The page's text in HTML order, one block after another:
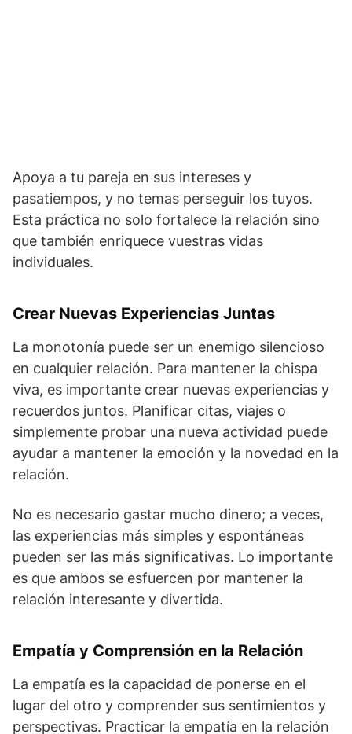
Apoya a tu pareja en sus intereses y
pasatiempos, y no temas perseguir los tuyos.
Esta práctica no solo fortalece la relación sino
que también enriquece vuestras vidas
individuales.
Crear Nuevas Experiencias Juntas
La monotonía puede ser un enemigo silencioso
en cualquier relación. Para mantener la chispa
viva, es importante crear nuevas experiencias y
recuerdos juntos. Planificar citas, viajes o
simplemente probar una nueva actividad puede
ayudar a mantener la emoción y la novedad en la
relación.
No es necesario gastar mucho dinero; a veces,
las experiencias más simples y espontáneas
pueden ser las más significativas. Lo importante
es que ambos se esfuercen por mantener la
relación interesante y divertida.
Empatía y Comprensión en la Relación
La empatía es la capacidad de ponerse en el
lugar del otro y comprender sus sentimientos y
perspectivas. Practicar la empatía en la relación